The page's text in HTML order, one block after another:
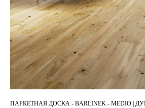
ПАРКЕТНАЯ ДОСКА - BARLINEK - MEDIO |